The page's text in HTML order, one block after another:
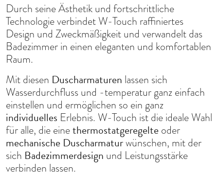
Durch seine Ästhetik und fortschrittliche
Technologie verbindet W-Touch raffiniertes
Design und Zweckmäßigkeit und verwandelt das
Badezimmer in einen eleganten und komfortablen
Raum.
Mit diesen Duscharmaturen lassen sich
Wasserdurchfluss und -temperatur ganz einfach
einstellen und ermöglichen so ein ganz
individuelles Erlebnis. W-Touch ist die ideale Wahl
für alle, die einethermostatgeregelteoder
mechanische Duscharmaturwünschen, mit der
sich Badezimmerdesign und Leistungsstärke
verbinden lassen.